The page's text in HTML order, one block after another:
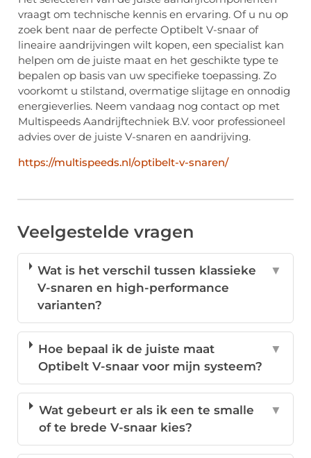
vraagt om technische kennis en ervaring. Of u nu op
zoek bent naar de perfecte Optibelt V-snaar of
lineaire aandrijvingen wilt kopen, een specialist kan
helpen om de juiste maat en het geschikte type te
bepalen op basis van uw specifieke toepassing. Zo
voorkomt u stilstand, overmatige slijtage en onnodig
energieverlies. Neem vandaag nog contact op met
Multispeeds Aandrijftechniek B.V. voor professioneel
advies over de juiste V-snaren en aandrijving.
https://multispeeds.nl/optibelt-v-snaren/
Veelgestelde vragen
Wat is het verschil tussen klassieke
V-snaren en high-performance
varianten?
▼
Hoe bepaal ik de juiste maat
Optibelt V-snaar voor mijn systeem?
▼
Wat gebeurt er als ik een te smalle
of te brede V-snaar kies?
▼